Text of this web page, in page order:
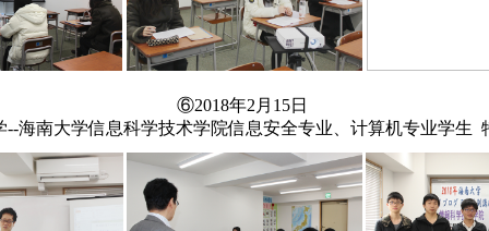
⑥2018年2月15日
--海南大学信息科学技术学院信息安全专业、计算机专业学生